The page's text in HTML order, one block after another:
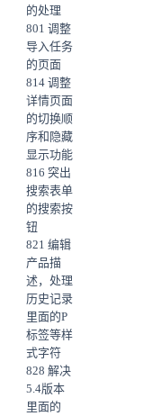
的处理
801 调整
导入任务
的页面
814 调整
详情页面
的切换顺
序和隐藏
显示功能
816 突出
搜索表单
的搜索按
钮
821 编辑
产品描
述，处理
历史记录
里面的P
标签等样
式字符
828 解决
5.4版本
里面的